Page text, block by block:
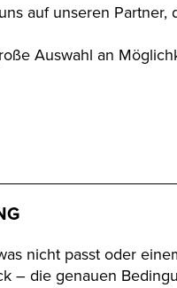
auf unseren Partner,
Auswahl an
nicht passt oder
– die genauen